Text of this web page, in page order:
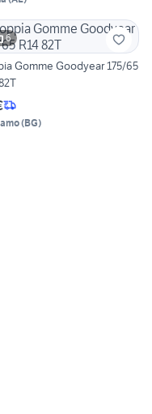
6
Gomme Goodyear 175/65
(BG)